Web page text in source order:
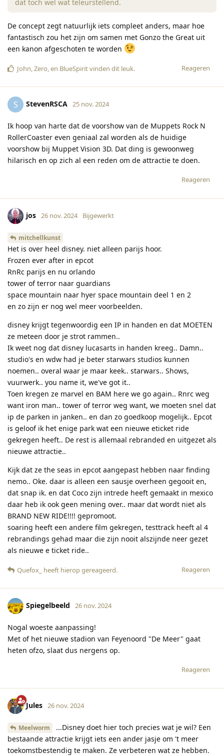
dat toch wel wat teleurstellend.
De concept zegt natuurlijk iets compleet anders, maar hoe
fantastisch zou het zijn om samen met Gonzo the Great uit
een kanon afgeschoten te worden
Reageren
John,Zero, en BlueSpiritvinden dit leuk.
S StevenRSCA 25 nov. 2024
Ik hoop van harte dat de voorshow van de Muppets Rock N
RollerCoaster even geniaal zal worden als de huidige
voorshow bij Muppet Vision 3D. Dat ding is gewoonweg
hilarisch en op zich al een reden om de attractie te doen.
Reageren
jos 26 nov. 2024 Bijgewerkt
mitchellkunst
Het is over heel disney. niet alleen parijs hoor.
Frozen ever after in epcot
RnRc parijs en nu orlando
tower of terror naar guardians
space mountain naar hyer space mountain deel 1 en 2
en zo zijn er nog wel meer voorbeelden.
disney krijgt tegenwoordig een IP in handen en dat MOETEN
ze meteen door je strot rammen..
Ik weet nog dat disney lucasarts in handen kreeg.. Damn..
studio's en wdw had je beter starwars studios kunnen
noemen.. overal waar je maar keek.. starwars.. Shows,
vuurwerk.. you name it, we've got it..
Toen kregen ze marvel en BAM here we go again.. Rnrc weg
want iron man.. tower of terror weg want, we moeten snel dat
ip de parken in janken.. en dan zo goedkoop mogelijk.. Epcot
is geloof ik het enige park wat een nieuwe eticket ride
gekregen heeft.. De rest is allemaal rebranded en uitgezet als
nieuwe attractie..
Kijk dat ze the seas in epcot aangepast hebben naar finding
nemo.. Oke. daar is alleen een sausje overheen gegooit en,
dat snap ik. en dat Coco zijn intrede heeft gemaakt in mexico
daar heb ik ook geen mening over.. maar dat wordt niet als
BRAND NEW RIDE!!!! gepromoot.
soaring heeft een andere film gekregen, testtrack heeft al 4
rebrandings gehad maar die zijn nooit alszijnde neer gezet
als nieuwe e ticket ride..
Reageren
Quefox_ heeft hierop gereageerd.
Spiegelbeeld 26 nov. 2024
Nogal woeste aanpassing!
Met of het nieuwe stadion van Feyenoord "De Meer" gaat
heten ofzo, slaat dus nergens op.
Reageren
Jules 26 nov. 2024
Meelworm
...Disney doet hier toch precies wat je wil? Een
bestaande attractie krijgt iets een ander jasje om 't meer
toekomstbestendig te maken. Ze verbeteren wat ze hebben.